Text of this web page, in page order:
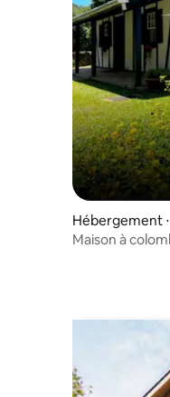
Hébergement
Maison à